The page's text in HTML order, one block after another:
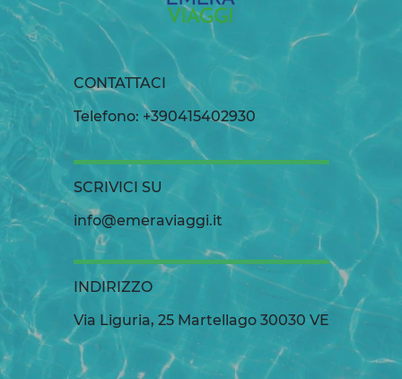
CONTATTACI
Telefono: +390415402930
SCRIVICI SU
info@emeraviaggi.it
INDIRIZZO
Via Liguria, 25 Martellago 30030 VE